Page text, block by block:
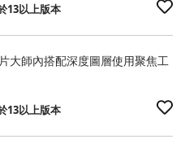
13以上版本
大師內搭配深度圖層使用聚焦工
13以上版本